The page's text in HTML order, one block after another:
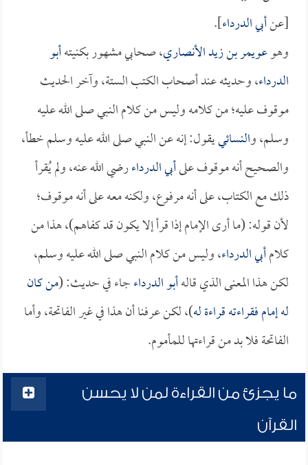
[عنأبي الدرداء].
وهوعويمر بن زيد الأنصاري، صحابي مشهور بكنيتهأبو
الدرداء، وحديثه عند أصحاب الكتب الستة، وآخر الحديث
موقوف عليه؛ من كلامه وليس من كلام النبي صلى الله عليه
وسلم، والنسائييقول: إنه عن النبي صلى الله عليه وسلم خطأ،
والصحيح أنه موقوف علىأبي الدرداءرضي الله عنه، ولم يُقرأ
ذلك مع الكتاب، على أنه مرفوع، ولكنه معه على أنه موقوف؛
لأن قوله: (ما أرى الإمام إذا قرأ إلا يكون قد كفاهم)، هذا من
كلامأبي الدرداء، وليس من كلام النبي صلى الله عليه وسلم،
لكن هذا المعنى الذي قالهأبو الدرداءجاء في حديث: (من كان
له إمام فقراءته قراءة له)، لكن عرفنا أن هذا في غير الفاتحة، وأما
الفاتحة فلا بد من قراءتها للمأموم.
ما يجزئ من القراءة لمن لا يحسن
القرآن